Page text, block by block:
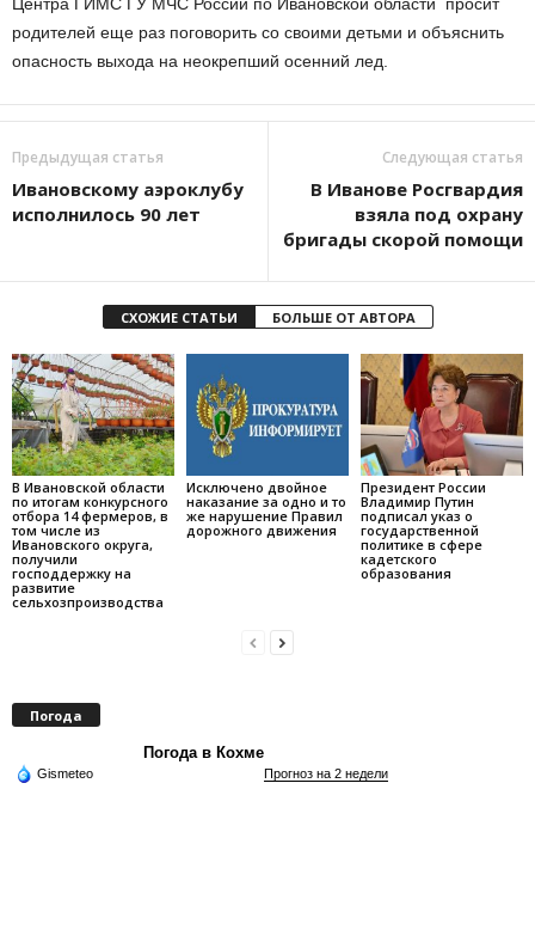
родителей еще раз поговорить со своими детьми и объяснить
опасность выхода на неокрепший осенний лед.
Предыдущая статья
Ивановскому аэроклубу
исполнилось 90 лет
Следующая статья
В Иванове Росгвардия
взяла под охрану
бригады скорой помощи
СХОЖИЕ СТАТЬИ БОЛЬШЕ ОТ АВТОРА
В Ивановской области
по итогам конкурсного
отбора 14 фермеров, в
том числе из
Ивановского округа,
получили
господдержку на
развитие
сельхозпроизводства
Исключено двойное
наказание за одно и то
же нарушение Правил
дорожного движения
Президент России
Владимир Путин
подписал указ о
государственной
политике в сфере
кадетского
образования
Погода
Погода в Кохме
Gismeteo Прогноз на 2 недели